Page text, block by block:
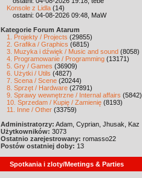
Konsole z Lidla (14)
ostatni: 04-08-2026 09:48, MaW
Kategorie Forum Atarum
1. Projekty / Projects (29855)
2. Grafika / Graphics (6815)
3. Muzyka i dźwięk / Music and sound (8058)
4. Programowanie / Programming (13171)
5. Gry / Games (36909)
6. Użytki / Utils (4827)
7. Scena / Scene (20244)
8. Sprzęt / Hardware (27891)
9. Sprawy wewnętrzne / Internal affairs (5842)
10. Sprzedam / Kupię / Zamienię (8193)
11. Inne / Other (33759)
Administratorzy: Adam, Cyprian, Jhusak, Kaz
Użytkowników: 3073
Ostatnio zarejestrowany: romasso22
Postów ostatniej doby: 13
Spotkania i zloty/Meetings & Parties